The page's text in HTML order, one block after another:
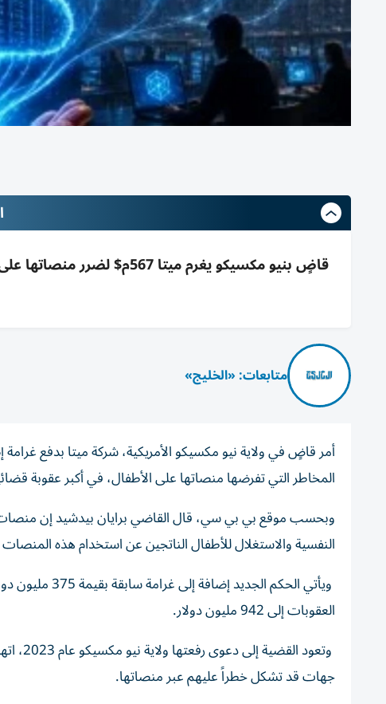
متابعات: «الخليج»
المخاطر التي تفرضها منصاتها على الأطفال، في أكبر عقوبة
وبحسب موقع بي بي سي، قال القاضي برايان بيدشيد إن منصات
النفسية والاستغلال للأطفال الناتجين عن استخدام هذه
ويأتي الحكم
العقوبات إلى 942 مليون دولار.
جهات قد تشكل خطراً عليهم عبر منصاتها.